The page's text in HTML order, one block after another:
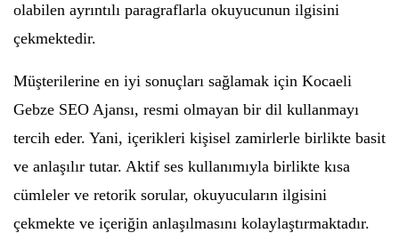
olabilen ayrıntılı paragraflarla okuyucunun ilgisini
çekmektedir.
Müşterilerine en iyi sonuçları sağlamak için Kocaeli
Gebze SEO Ajansı, resmi olmayan bir dil kullanmayı
tercih eder. Yani, içerikleri kişisel zamirlerle birlikte basit
ve anlaşılır tutar. Aktif ses kullanımıyla birlikte kısa
cümleler ve retorik sorular, okuyucuların ilgisini
çekmekte ve içeriğin anlaşılmasını kolaylaştırmaktadır.